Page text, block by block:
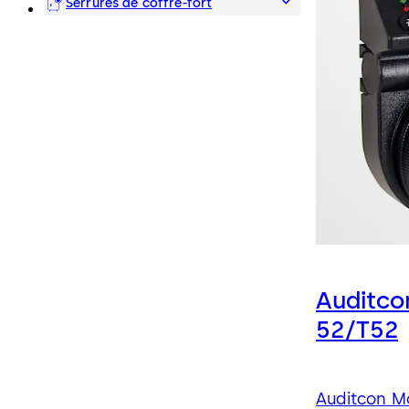
Serrures de coffre-fort
52/T52
Auditcon